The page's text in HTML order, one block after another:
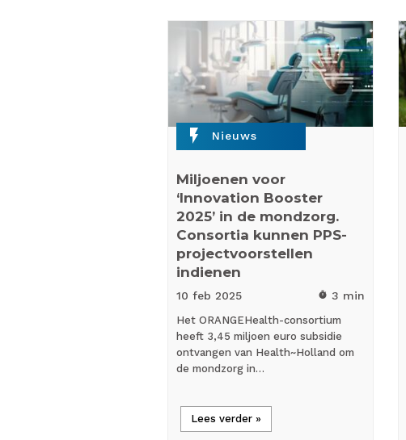
flash_on Nieuws
Miljoenen voor
‘Innovation Booster
2025’ in de mondzorg.
Consortia kunnen PPS-
projectvoorstellen
indienen
10 feb 2025 timer 3 min
Het ORANGEHealth-consortium
heeft 3,45 miljoen euro subsidie
ontvangen van Health~Holland om
de mondzorg in…
Lees verder »